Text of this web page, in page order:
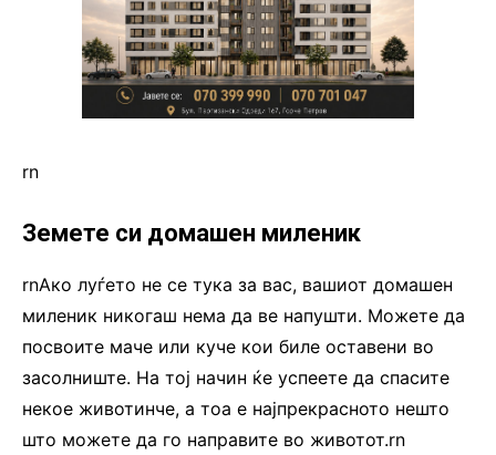
rn
Земете си домашен миленик
rnАко луѓето не се тука за вас, вашиот домашен
миленик никогаш нема да ве напушти. Можете да
посвоите маче или куче кои биле оставени во
засолниште. На тој начин ќе успеете да спасите
некое животинче, а тоа е најпрекрасното нешто
што можете да го направите во животот.rn